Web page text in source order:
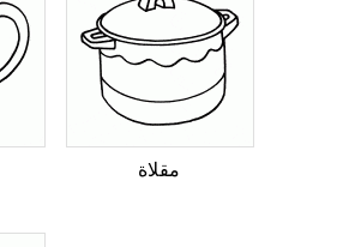
مقلاة